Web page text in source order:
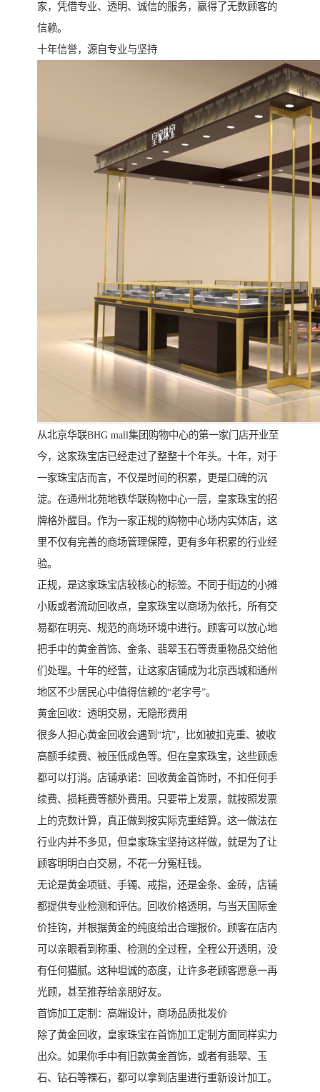
家，凭借专业、透明、诚信的服务，赢得了无数顾客的
信赖。
十年信誉，源自专业与坚持
从北京华联BHG mall集团购物中心的第一家门店开业至
今，这家珠宝店已经走过了整整十个年头。十年，对于
一家珠宝店而言，不仅是时间的积累，更是口碑的沉
淀。在通州北苑地铁华联购物中心一层，皇家珠宝的招
牌格外醒目。作为一家正规的购物中心场内实体店，这
里不仅有完善的商场管理保障，更有多年积累的行业经
验。
正规，是这家珠宝店较核心的标签。不同于街边的小摊
小贩或者流动回收点，皇家珠宝以商场为依托，所有交
易都在明亮、规范的商场环境中进行。顾客可以放心地
把手中的黄金首饰、金条、翡翠玉石等贵重物品交给他
们处理。十年的经营，让这家店铺成为北京西城和通州
地区不少居民心中值得信赖的“老字号”。
黄金回收：透明交易，无隐形费用
很多人担心黄金回收会遇到“坑”，比如被扣克重、被收
高额手续费、被压低成色等。但在皇家珠宝，这些顾虑
都可以打消。店铺承诺：回收黄金首饰时，不扣任何手
续费、损耗费等额外费用。只要带上发票，就按照发票
上的克数计算，真正做到按实际克重结算。这一做法在
行业内并不多见，但皇家珠宝坚持这样做，就是为了让
顾客明明白白交易，不花一分冤枉钱。
无论是黄金项链、手镯、戒指，还是金条、金砖，店铺
都提供专业检测和评估。回收价格透明，与当天国际金
价挂钩，并根据黄金的纯度给出合理报价。顾客在店内
可以亲眼看到称重、检测的全过程，全程公开透明，没
有任何猫腻。这种坦诚的态度，让许多老顾客愿意一再
光顾，甚至推荐给亲朋好友。
首饰加工定制：高端设计，商场品质批发价
除了黄金回收，皇家珠宝在首饰加工定制方面同样实力
出众。如果你手中有旧款黄金首饰，或者有翡翠、玉
石、钻石等裸石，都可以拿到店里进行重新设计加工。